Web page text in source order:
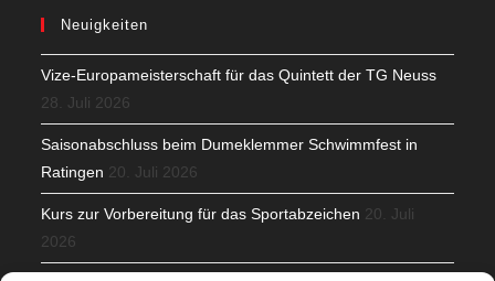
Neuigkeiten
Vize-Europameisterschaft für das Quintett der TG Neuss
28. Juli 2026
Saisonabschluss beim Dumeklemmer Schwimmfest in
Ratingen 20. Juli 2026
Kurs zur Vorbereitung für das Sportabzeichen 20. Juli
2026